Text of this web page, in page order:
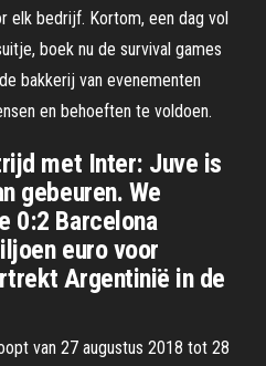
elk bedrijf. Kortom, een dag vol
boek nu de survival games
bakkerij van evenementen
en behoeften te voldoen.
met Inter: Juve is
gebeuren. We
0:2 Barcelona
euro voor
Argentinië in de
van 27 augustus 2018 tot 28